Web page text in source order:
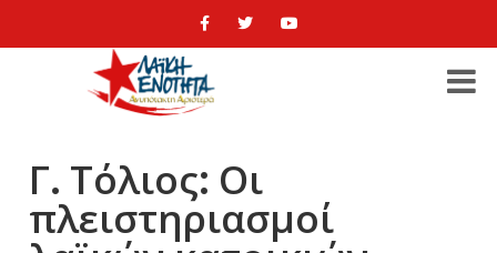
Γ. Τόλιος: Οι
πλειστηριασμοί